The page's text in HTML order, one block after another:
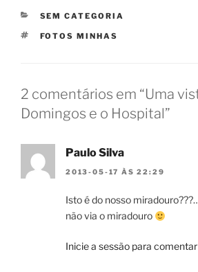
CATEGORIAS
SEM CATEGORIA
ETIQUETAS
FOTOS MINHAS
2 comentários em “Uma
Domingos e o Hospital”
Paulo Silva
2013-05-17 ÀS 22:29
Isto é do nosso
não via o miradouro
Inicie a sessão para comentar